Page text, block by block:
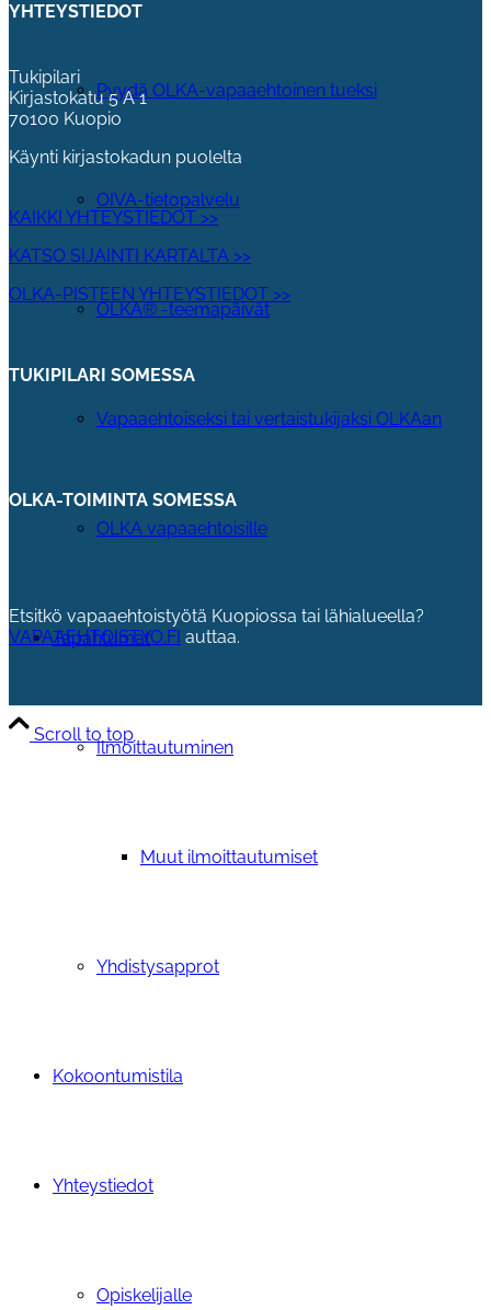
Pyydä OLKA-vapaaehtoinen tueksi
OIVA-tietopalvelu
OLKA® -teemapäivät
Vapaaehtoiseksi tai vertaistukijaksi OLKAan
OLKA vapaaehtoisille
Tapahtumat
Ilmoittautuminen
Muut ilmoittautumiset
Yhdistysapprot
Kokoontumistila
Yhteystiedot
Opiskelijalle
YHTEYSTIEDOT
Tukipilari
Kirjastokatu 5 A 1
70100 Kuopio
Käynti kirjastokadun puolelta
KAIKKI YHTEYSTIEDOT >>
KATSO SIJAINTI KARTALTA >>
OLKA-PISTEEN YHTEYSTIEDOT >>
TUKIPILARI SOMESSA
OLKA-TOIMINTA SOMESSA
Etsitkö vapaaehtoistyötä Kuopiossa tai lähialueella?
VAPAAEHTOISTYO.FI auttaa.
Scroll to top